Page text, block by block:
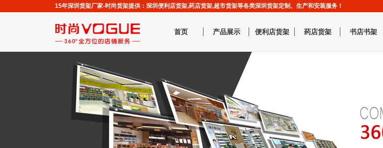
15年深圳货架厂家-时尚货架提供：深圳便利店货架,药店货架,超市货架等各类深圳货架定制、生产和安装服务！
首页 产品展示 便利店货架 药店货架 书店书架